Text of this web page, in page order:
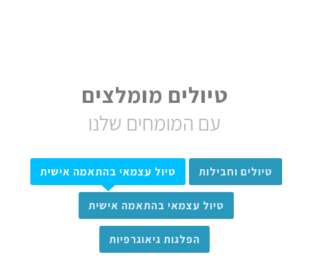
טיולים מומלצים
עם המומחים שלנו
טיולים וחבילות טיול עצמאי בהתאמה אישית
טיול עצמאי בהתאמה אישית
הפלגות גיאוגרפיות